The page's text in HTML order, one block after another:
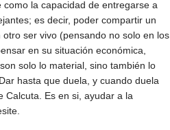
la capacidad de entregarse a
es decir, poder compartir un
ser vivo (pensando no solo en los
en su situación económica,
solo lo material, sino también lo
hasta que duela, y cuando duela
Calcuta. Es en si, ayudar a la